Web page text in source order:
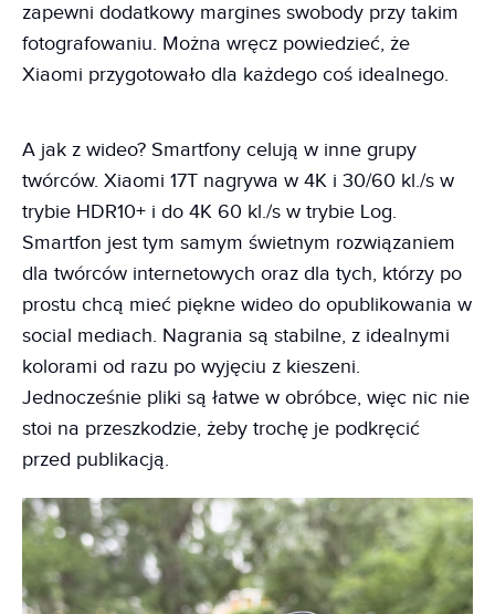
zapewni dodatkowy margines swobody przy takim
fotografowaniu. Można wręcz powiedzieć, że
Xiaomi przygotowało dla każdego coś idealnego.
A jak z wideo? Smartfony celują w inne grupy
twórców. Xiaomi 17T nagrywa w 4K i 30/60 kl./s w
trybie HDR10+ i do 4K 60 kl./s w trybie Log.
Smartfon jest tym samym świetnym rozwiązaniem
dla twórców internetowych oraz dla tych, którzy po
prostu chcą mieć piękne wideo do opublikowania w
social mediach. Nagrania są stabilne, z idealnymi
kolorami od razu po wyjęciu z kieszeni.
Jednocześnie pliki są łatwe w obróbce, więc nic nie
stoi na przeszkodzie, żeby trochę je podkręcić
przed publikacją.